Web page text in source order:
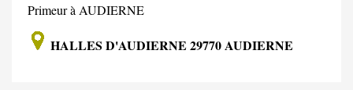
Primeur à AUDIERNE
HALLES D'AUDIERNE 29770 AUDIERNE